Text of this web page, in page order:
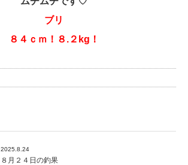
ブリ
８４ｃｍ！８.２kg！
2025.8.24
８月２４日の釣果